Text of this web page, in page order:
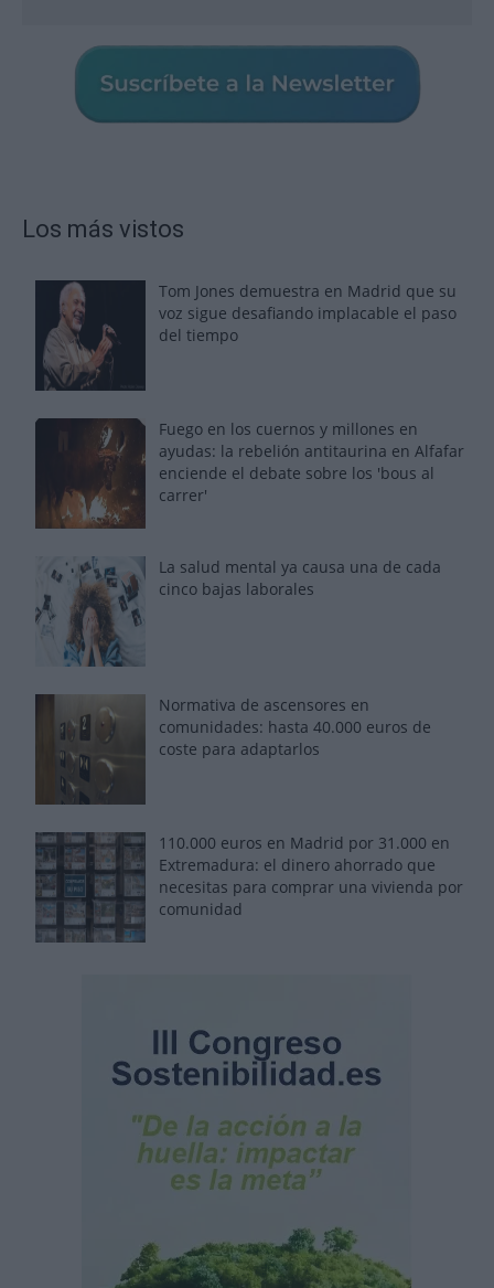
Los más vistos
Tom Jones demuestra en Madrid que su
voz sigue desafiando implacable el paso
del tiempo
Fuego en los cuernos y millones en
ayudas: la rebelión antitaurina en Alfafar
enciende el debate sobre los 'bous al
carrer'
La salud mental ya causa una de cada
cinco bajas laborales
Normativa de ascensores en
comunidades: hasta 40.000 euros de
coste para adaptarlos
110.000 euros en Madrid por 31.000 en
Extremadura: el dinero ahorrado que
necesitas para comprar una vivienda por
comunidad